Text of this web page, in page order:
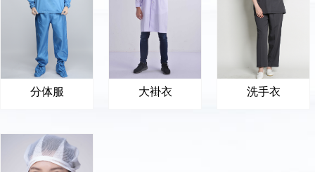
分体服 大褂衣 洗手衣